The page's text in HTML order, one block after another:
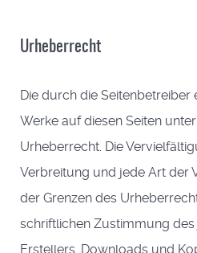
Urheberrecht
Die durch die Seitenbetreiber
Werke auf diesen Seiten
Urheberrecht. Die
Verbreitung und jede Art der
der Grenzen des
schriftlichen Zustimmung
Erstellers. Downloads und